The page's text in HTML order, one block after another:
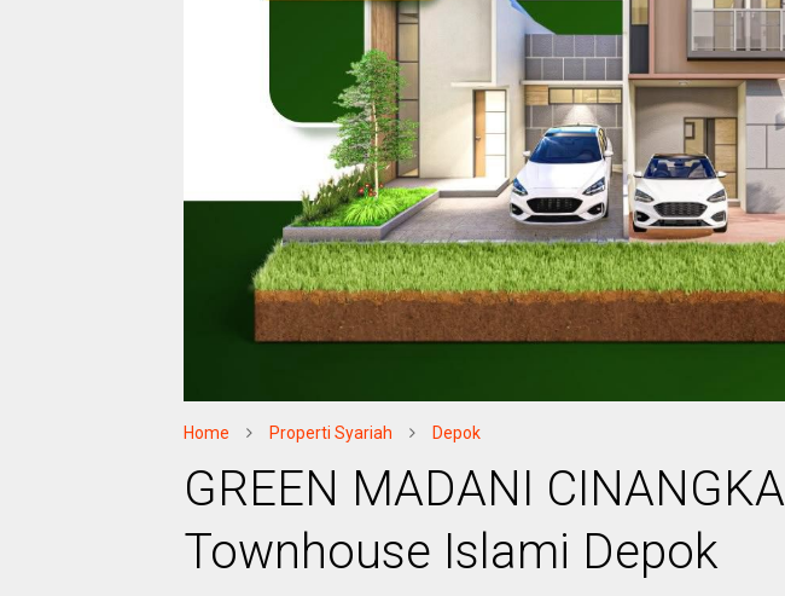
Home Properti Syariah Depok
GREEN MADANI CINANGKA
Townhouse Islami Depok